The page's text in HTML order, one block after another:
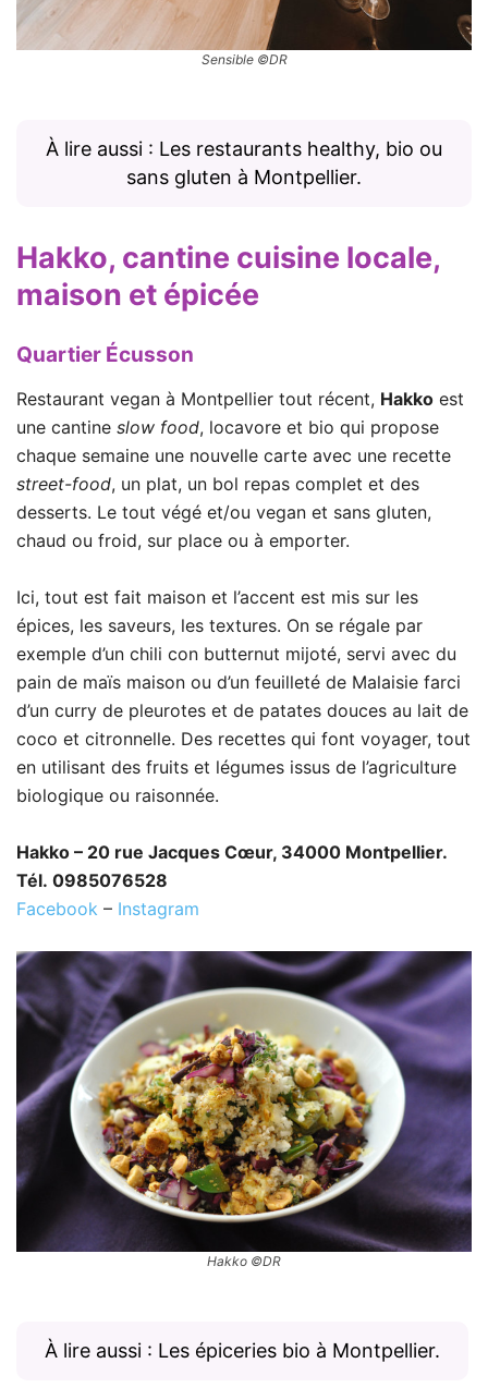
Sensible ©DR
À lire aussi : Les restaurants healthy, bio ou
sans gluten à Montpellier.
Hakko, cantine cuisine locale,
maison et épicée
Quartier Écusson
Restaurant vegan à Montpellier tout récent, Hakko est
une cantine slow food, locavore et bio qui propose
chaque semaine une nouvelle carte avec une recette
street-food, un plat, un bol repas complet et des
desserts. Le tout végé et/ou vegan et sans gluten,
chaud ou froid, sur place ou à emporter.
Ici, tout est fait maison et l’accent est mis sur les
épices, les saveurs, les textures. On se régale par
exemple d’un chili con butternut mijoté, servi avec du
pain de maïs maison ou d’un feuilleté de Malaisie farci
d’un curry de pleurotes et de patates douces au lait de
coco et citronnelle. Des recettes qui font voyager, tout
en utilisant des fruits et légumes issus de l’agriculture
biologique ou raisonnée.
Hakko – 20 rue Jacques Cœur, 34000 Montpellier.
Tél. 0985076528
Facebook – Instagram
Hakko ©DR
À lire aussi : Les épiceries bio à Montpellier.